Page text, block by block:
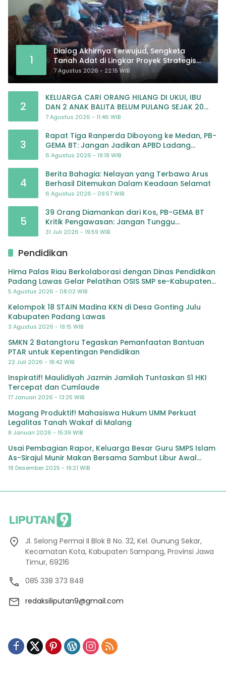
1
Dialog Akhirnya Terwujud, Sengketa
Tanah Adat di Lingkar Proyek Strategis
Nasional Memasuki Babak Baru
7 Agustus 2026 - 22:15 WIB
2
KELUARGA CARI ORANG HILANG DI UKUI, IBU
DAN 2 ANAK BALITA BELUM PULANG SEJAK 20
JULI 2026
7 Agustus 2026 - 11:46 WIB
3
Rapat Tiga Ranperda Diboyong ke Medan, PB-
GEMA BT: Jangan Jadikan APBD Ladang
Pembiayaan yang Tak Perlu
6 Agustus 2026 - 19:18 WIB
4
Berita Bahagia: Nelayan yang Terbawa Arus
Berhasil Ditemukan Dalam Keadaan Selamat
6 Agustus 2026 - 09:57 WIB
5
39 Orang Diamankan dari Kos, PB-GEMA BT
Kritik Pengawasan: Jangan Tunggu
Masyarakat Bergerak Baru Negara Bertindak
31 Juli 2026 - 19:59 WIB
Pendidikan
Hima Palas Riau Berkolaborasi dengan Dinas Pendidikan
Padang Lawas Gelar Pelatihan OSIS SMP se-Kabupaten
Padang Lawas
5 Agustus 2026 - 08:02 WIB
Kelompok 18 STAIN Madina KKN di Desa Gonting Julu
Kabupaten Padang Lawas
3 Agustus 2026 - 19:15 WIB
SMKN 2 Batangtoru Tegaskan Pemanfaatan Bantuan
PTAR untuk Kepentingan Pendidikan
22 Juli 2026 - 18:42 WIB
Inspiratif! Maulidiyah Jazmin Jamilah Tuntaskan S1 HKI
Tercepat dan Cumlaude
17 Januari 2026 - 13:25 WIB
Magang Produktif! Mahasiswa Hukum UMM Perkuat
Legalitas Tanah Wakaf di Malang
8 Januari 2026 - 15:39 WIB
Usai Pembagian Rapor, Keluarga Besar Guru SMPS Islam
As-Sirajul Munir Makan Bersama Sambut Libur Awal
Semester
18 Desember 2025 - 19:21 WIB
Jl. Selong Permai II Blok B No. 32, Kel. Gunung Sekar,
Kecamatan Kota, Kabupaten Sampang, Provinsi Jawa
Timur, 69216
085 338 373 848
redaksiliputan9@gmail.com